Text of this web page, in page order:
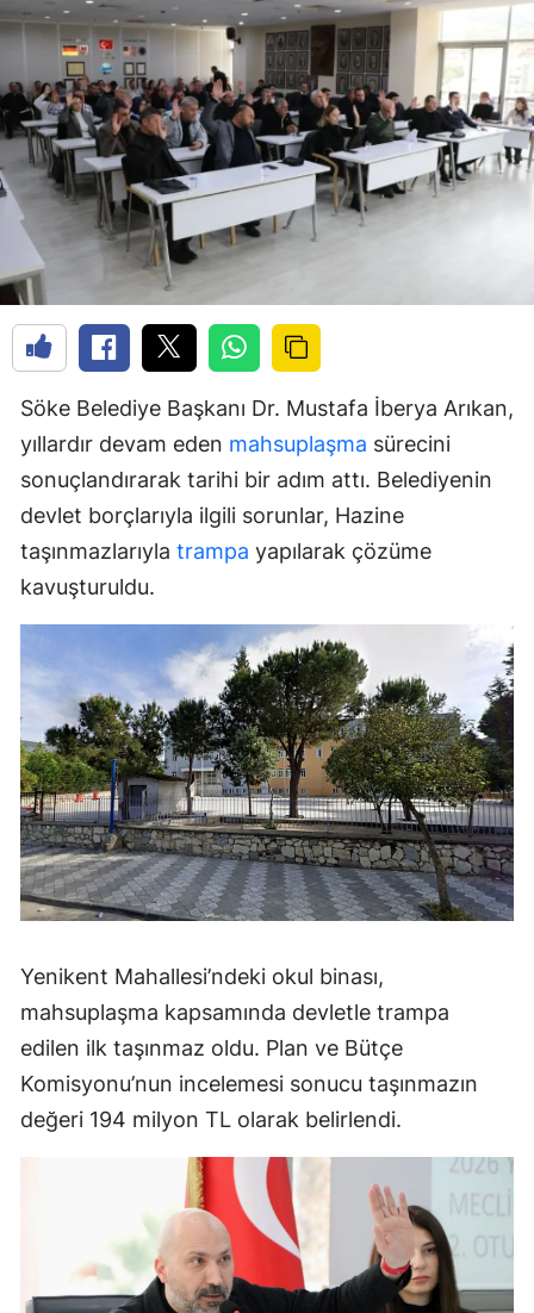
Söke Belediye Başkanı Dr. Mustafa İberya Arıkan,
yıllardır devam eden mahsuplaşma sürecini
sonuçlandırarak tarihi bir adım attı. Belediyenin
devlet borçlarıyla ilgili sorunlar, Hazine
taşınmazlarıyla trampa yapılarak çözüme
kavuşturuldu.
Yenikent Mahallesi’ndeki okul binası,
mahsuplaşma kapsamında devletle trampa
edilen ilk taşınmaz oldu. Plan ve Bütçe
Komisyonu’nun incelemesi sonucu taşınmazın
değeri 194 milyon TL olarak belirlendi.